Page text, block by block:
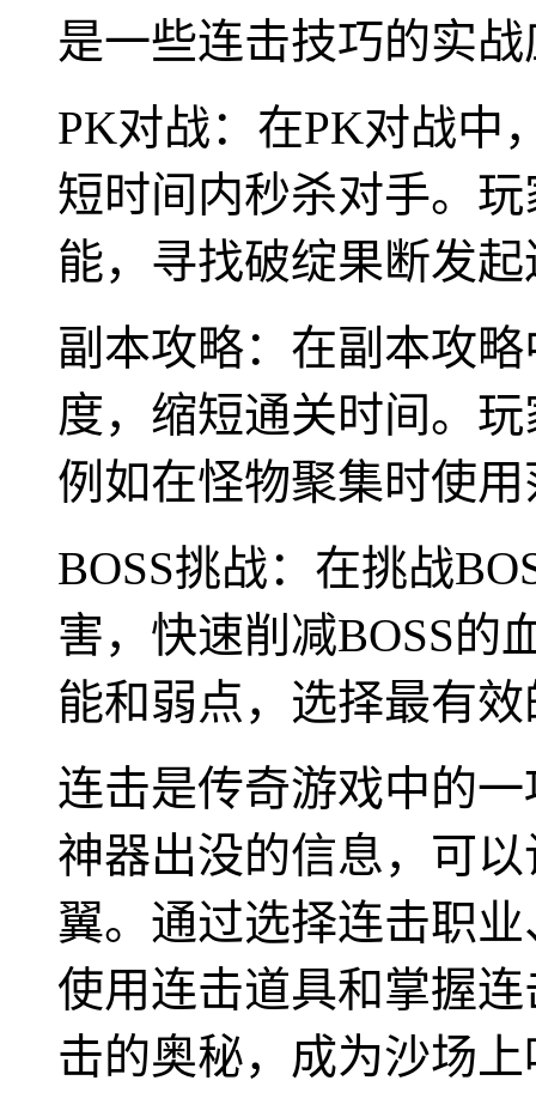
是一些连击技巧的实
PK对战：在PK对战中
短时间内秒杀对手。
能，寻找破绽果断发
副本攻略：在副本攻
度，缩短通关时间。
例如在怪物聚集时使
BOSS挑战：在挑战
害，快速削减BOSS的
能和弱点，选择最有
连击是传奇游戏中的
神器出没的信息，可
翼。通过选择连击职
使用连击道具和掌握
击的奥秘，成为沙场